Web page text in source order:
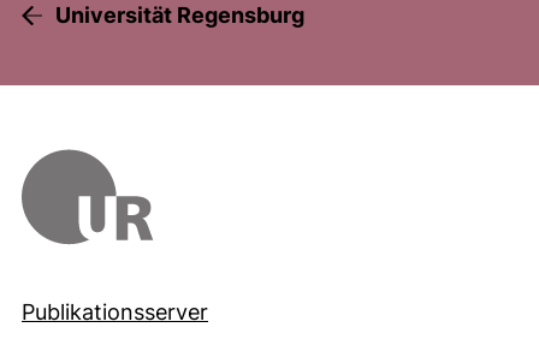
Universität Regensburg
Publikationsserver